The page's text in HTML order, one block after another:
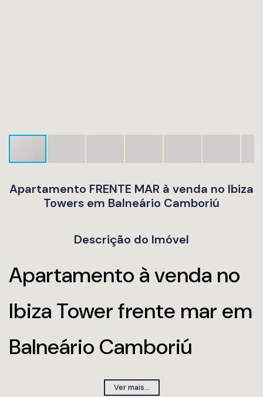
Apartamento FRENTE MAR à venda no Ibiza
Towers em Balneário Camboriú
Descrição do Imóvel
Apartamento à venda no
Ibiza Tower frente mar em
Balneário Camboriú
Ibiza Towers Balneário
Ver mais...